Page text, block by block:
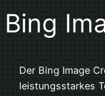
Bing
Der Bing Image
leistungsstarkes